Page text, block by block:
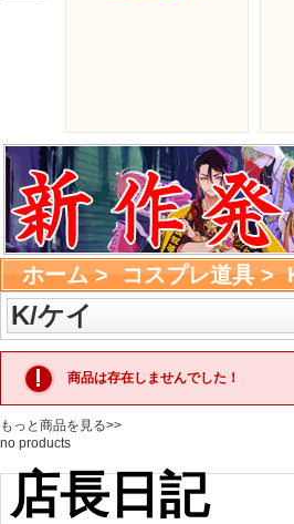
ホーム> コスプレ道具>
K/ケイ
商品は存在しませんでした！
もっと商品を見る>>
no products
店長日記